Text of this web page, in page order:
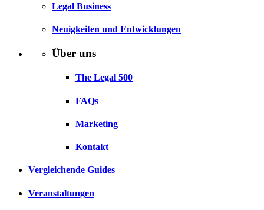
Legal Business
Neuigkeiten und Entwicklungen
Über uns
The Legal 500
FAQs
Marketing
Kontakt
Vergleichende Guides
Veranstaltungen